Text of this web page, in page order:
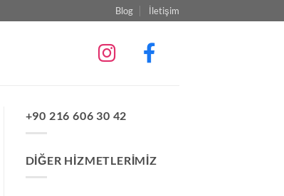
Blog İletişim
+90 216 606 30 42
DIĞER HIZMETLERIMIZ